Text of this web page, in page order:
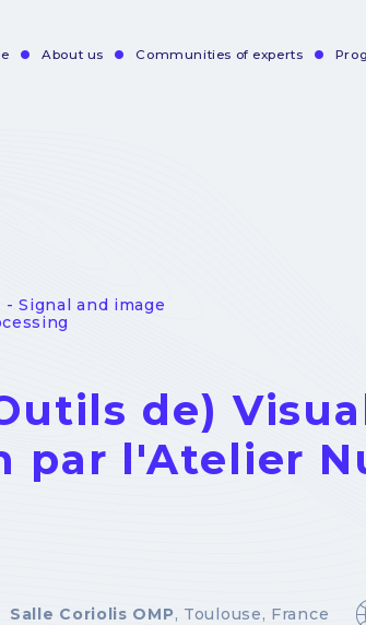
About us Communities of experts
- Signal and image
de)
par l'Atelier
Salle Coriolis OMP, Toulouse, France